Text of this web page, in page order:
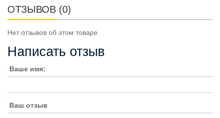
ОТЗЫВОВ (0)
Нет отзывов об этом товаре.
Написать отзыв
Ваше имя:
Ваш отзыв